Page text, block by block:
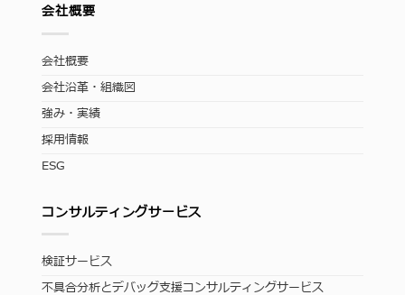
会社概要
会社概要
会社沿革・組織図
強み・実績
採用情報
ESG
コンサルティングサービス
検証サービス
不具合分析とデバッグ支援コンサルティングサービス